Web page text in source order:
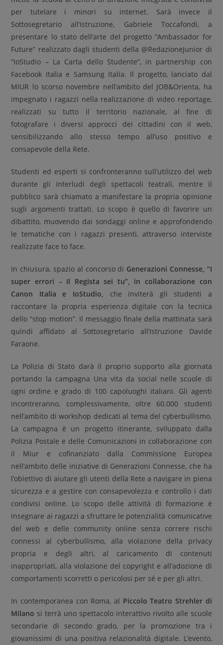
per tutelare i minori su internet. Sarà invece il
Sottosegretario all’Istruzione, Gabriele Toccafondi, a
presentare lo stato dell’arte del progetto “Ambassador for
Future” realizzato dagli studenti della @RedazioneJunior di
“IoStudio – La Carta dello Studente”, in partnership con
Facebook Italia e Samsung Italia. Il progetto, lanciato dal
MIUR lo scorso novembre nell’ambito del JOB&Orienta, ha
impegnato i ragazzi nella realizzazione di video reportage,
realizzati su tutto il territorio nazionale, al fine di
fotografare i diversi approcci dei cittadini con il web,
sensibilizzando allo stesso tempo all’uso positivo e
consapevole della Rete.
Studenti ed esperti si confronteranno sull’utilizzo del web
durante gli interludi degli spettacoli teatrali, mentre il
pubblico sarà chiamato a manifestare la propria opinione
sugli argomenti trattati. Lo scopo è quello di favorire un
dibattito, muovendo dai sondaggi online e approfondendo
le tematiche con i ragazzi presenti, attraverso interviste
realizzate face to face.
In chiusura, spazio al concorso di Generazioni Connesse, “I
super errori – Il Regista sei tu”, in collaborazione con
Canon Italia e IoStudio,
che inviterà gli studenti a
raccontare la propria esperienza digitale con la tecnica
dello “stop motion”. Il messaggio finale della mattinata sarà
quindi affidato al Sottosegretario all’Istruzione Davide
Faraone.
La Polizia di Stato darà il proprio supporto alla giornata
portando la campagna Una vita da social nelle scuole di
ogni ordine e grado di 100 capoluoghi italiani. Gli agenti
incontreranno, complessivamente, oltre 60.000 studenti
nell’ambito di workshop dedicati al tema del cyberbullismo.
La campagna è un progetto itinerante, sviluppato dalla
Polizia Postale e delle Comunicazioni in collaborazione con
il Miur e cofinanziato dalla Commissione Europea
nell’ambito delle iniziative di Generazioni Connesse, che ha
l’obiettivo di aiutare gli utenti della Rete a navigare in piena
sicurezza e a gestire con consapevolezza e controllo i dati
condivisi online. Lo scopo delle attività di formazione è
insegnare ai ragazzi a sfruttare le potenzialità comunicative
del web e delle community online senza correre rischi
connessi al cyberbullismo, alla violazione della privacy
propria e degli altri, al caricamento di contenuti
inappropriati, alla violazione del copyright e all’adozione di
comportamenti scorretti o pericolosi per sé e per gli altri.
In contemporanea con Roma, al Piccolo Teatro Strehler di
Milano si terrà uno spettacolo interattivo rivolto alle scuole
secondarie di secondo grado, per la promozione tra i
giovanissimi di una positiva relazionalità digitale. L’evento,